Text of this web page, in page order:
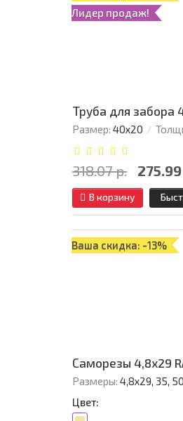
Лидер продаж!
Труба для
Размер: 40х20
318.07 р.
В корзину
Ваша скидка: -13%
Саморезы 4,8х29
Размеры: 4,8х29, 35,
Цвет: